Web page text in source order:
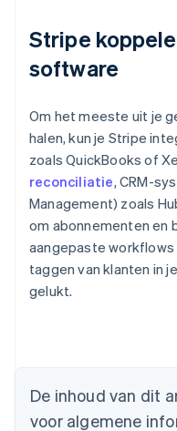
Stripe
software
Om het meeste uit je
halen, kun je Stripe
zoals QuickBooks of
reconciliatie, CRM-
Management) zoals
om abonnementen en
aangepaste
taggen van klanten in
gelukt.
De inhoud van dit
voor algemene
België
Brazilië
PortuguêsEnglish